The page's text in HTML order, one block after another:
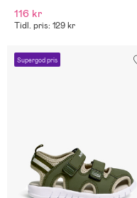
116 kr
Tidl. pris: 129 kr
Supergod pris